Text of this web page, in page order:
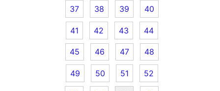
37 38 39 40
41 42 43 44
45 46 47 48
49 50 51 52